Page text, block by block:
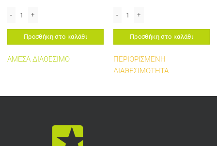
Προσθήκη στο καλάθι
ΑΜΕΣΑ ΔΙΑΘΕΣΙΜΟ
Προσθήκη στο καλάθι
ΠΕΡΙΟΡΙΣΜΕΝΗ
ΔΙΑΘΕΣΙΜΟΤΗΤΑ